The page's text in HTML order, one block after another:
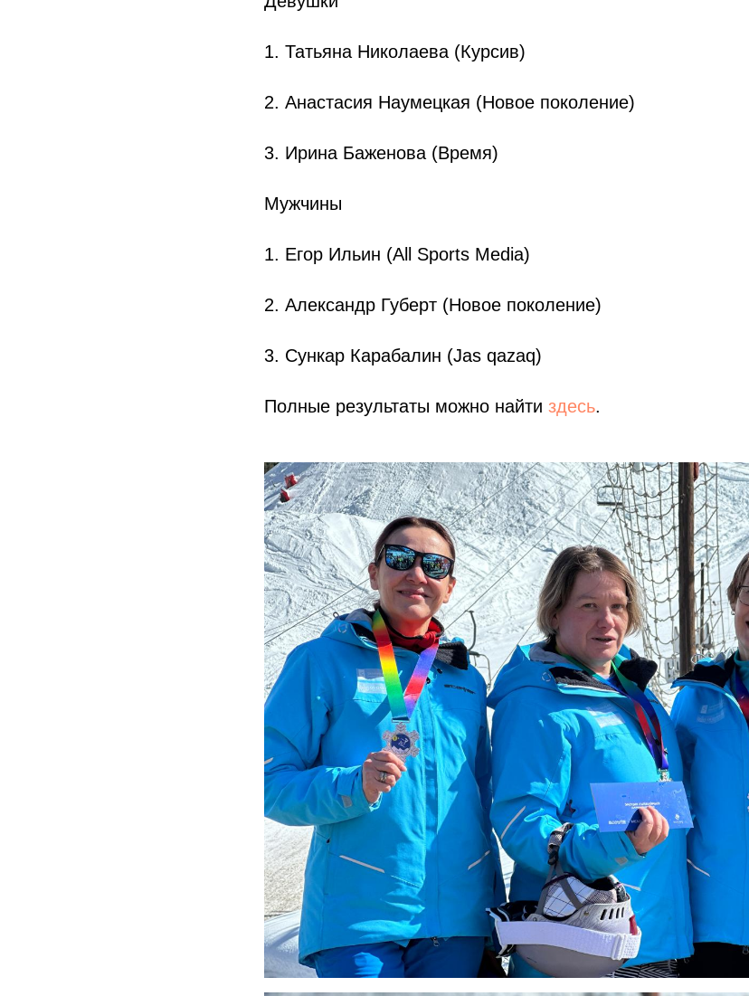
1. Татьяна Николаева (Курсив)
2. Анастасия Наумецкая (Новое поколение)
3. Ирина Баженова (Время)
Мужчины
1. Егор Ильин (All Sports Media)
2. Александр Губерт (Новое поколение)
3. Сункар Карабалин (Jas qazaq)
Полные результаты можно найти здесь.